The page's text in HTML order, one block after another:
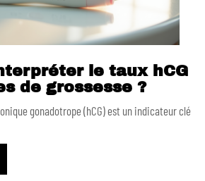
le taux hCG
de grossesse ?
gonadotrope (hCG) est un indicateur clé